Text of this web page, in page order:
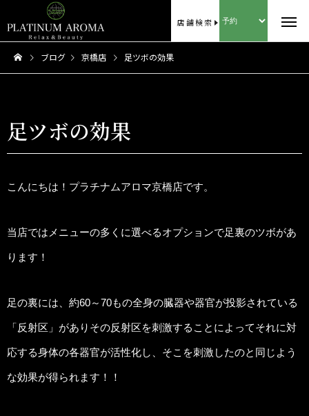
店舗検索
ブログ 京橋店 足ツボの効果
足ツボの効果
こんにちは！プラチナムアロマ京橋店です。
当店ではメニューの多くに選べるオプションで足裏のツボがあ
ります！
足の裏には、約60～70もの全身の臓器や器官が投影されている
「反射区」がありその反射区を刺激することによってそれに対
応する身体の各器官が活性化し、そこを刺激したのと同じよう
な効果が得られます！！